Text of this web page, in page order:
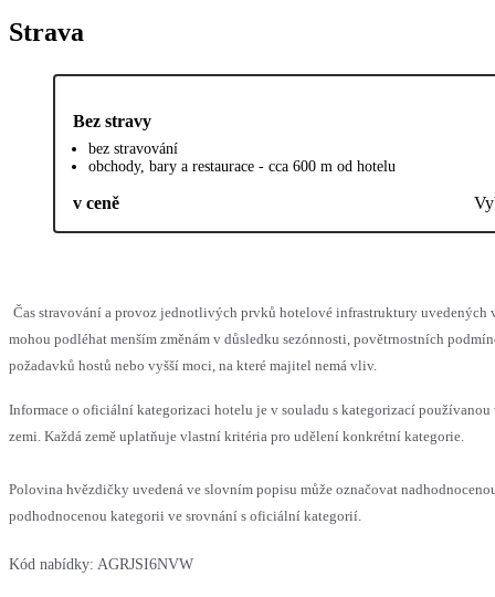
Strava
Bez stravy
bez stravování
obchody, bary a restaurace - cca 600 m od hotelu
v ceně
Čas stravování a provoz jednotlivých prvků hotelové infrastruktury uvedených
mohou podléhat menším změnám v důsledku sezónnosti, povětrnostních
požadavků hostů nebo vyšší moci, na které majitel nemá vliv.
Informace o oficiální kategorizaci hotelu je v souladu s kategorizací používanou
zemi. Každá země uplatňuje vlastní kritéria pro udělení konkrétní kategorie.
Polovina hvězdičky uvedená ve slovním popisu může označovat
podhodnocenou kategorii ve srovnání s oficiální kategorií.
Kód nabídky: AGRJSI6NVW